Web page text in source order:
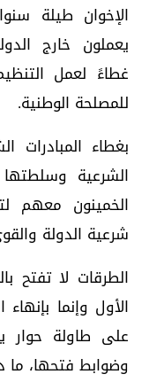
الإخوان طيلة
يعملون خارج
غطاءً لعمل
للمصلحة الوطنية.
بغطاء المبادرات
الشرعية
الخمينون معهم
شرعية الدولة
الطرقات لا تفتح
الأول وإنما
على طاولة حوار
وضوابط فتحها، ما